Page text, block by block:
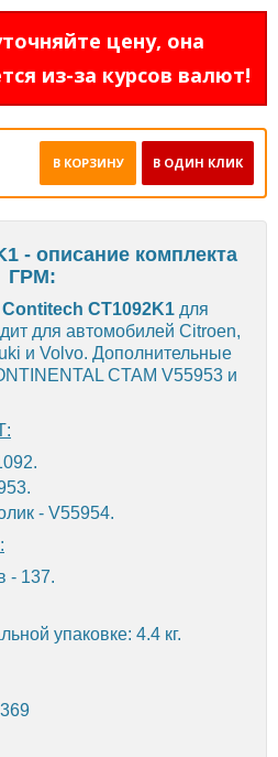
цену, она
из-за курсов валют!
В ОДИН КЛИК
В КОРЗИНУ
- описание комплекта
ГРМ:
CT1092K1 для
для автомобилей Citroen,
и Volvo. Дополнительные
CTAM V55953 и
- V55954.
- 137.
упаковке: 4.4 кг.